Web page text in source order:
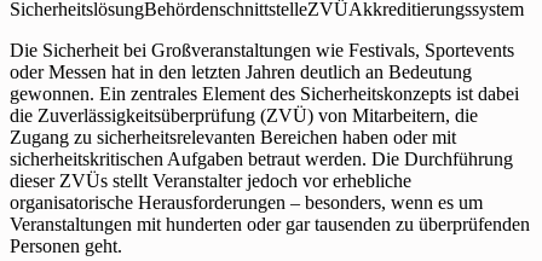
SicherheitslösungBehördenschnittstelleZVÜAkkreditierungssystem
Die Sicherheit bei Großveranstaltungen wie Festivals, Sportevents
oder Messen hat in den letzten Jahren deutlich an Bedeutung
gewonnen. Ein zentrales Element des Sicherheitskonzepts ist dabei
die Zuverlässigkeitsüberprüfung (ZVÜ) von Mitarbeitern, die
Zugang zu sicherheitsrelevanten Bereichen haben oder mit
sicherheitskritischen Aufgaben betraut werden. Die Durchführung
dieser ZVÜs stellt Veranstalter jedoch vor erhebliche
organisatorische Herausforderungen – besonders, wenn es um
Veranstaltungen mit hunderten oder gar tausenden zu überprüfenden
Personen geht.